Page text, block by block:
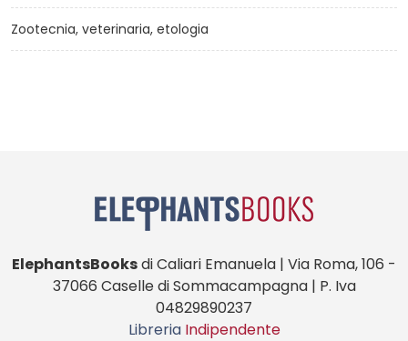
Zootecnia, veterinaria, etologia
ElephantsBooksdi Caliari Emanuela | Via Roma, 106 -
37066 Caselle di Sommacampagna | P. Iva
04829890237
Libreria Indipendente